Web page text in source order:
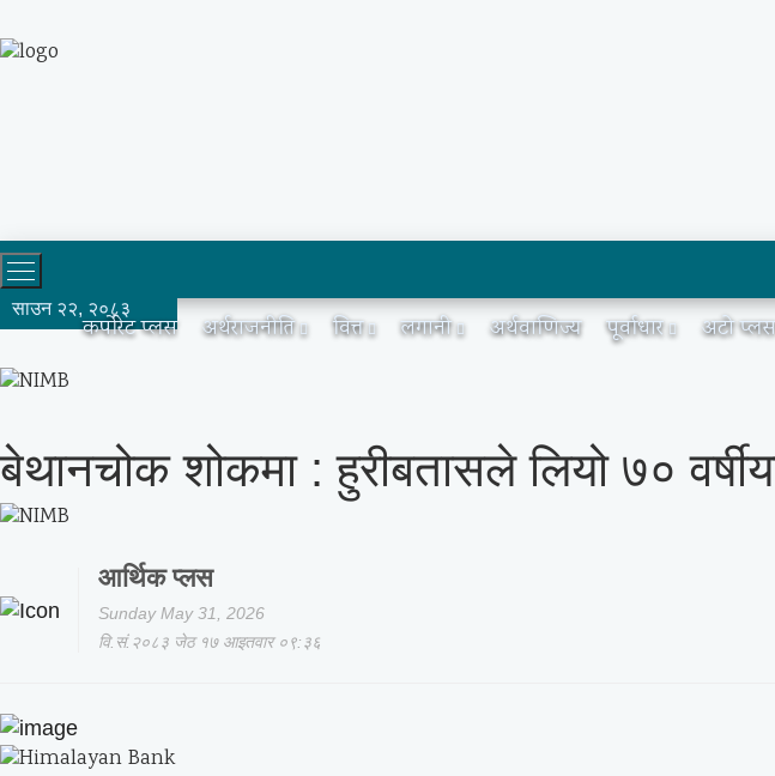
साउन २२, २०८३
कर्पोरेट प्लस अर्थराजनीति वित्त लगानी अर्थवाणिज्य पूर्वाधार अटो प्लस
बेथानचोक शोकमा : हुरीबतासले लियो ७०
आर्थिक प्लस
Sunday May 31, 2026
वि.सं.२०८३ जेठ १७ आइतवार ०९:३६